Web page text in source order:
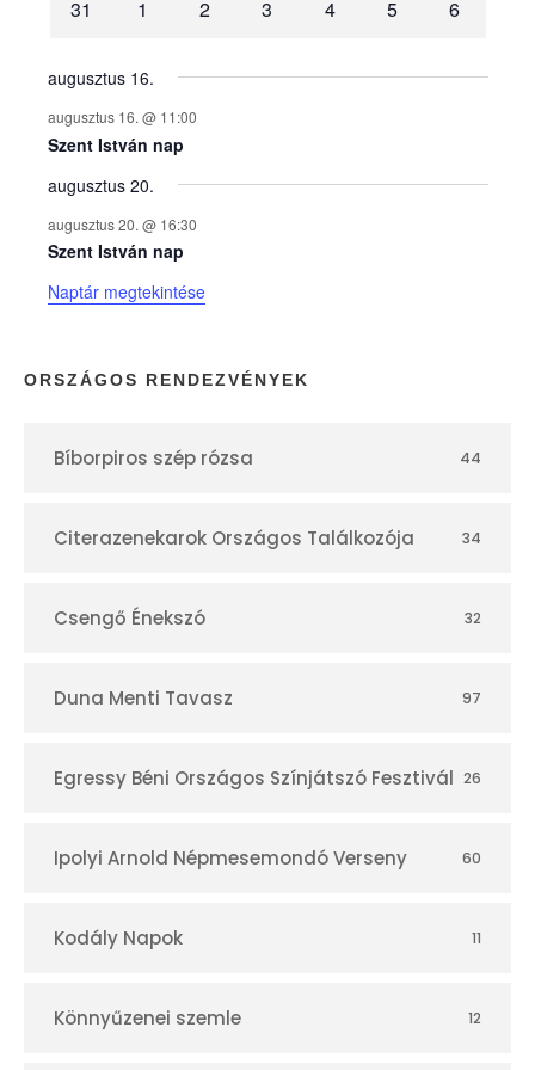
n
y
e
k
n
a
p
r
31
1 2 3 4 5 6
augusztus 16.
augusztus 16. @ 11:00
Szent István nap
augusztus 20.
augusztus 20. @ 16:30
Szent István nap
Naptár megtekintése
ORSZÁGOS RENDEZVÉNYEK
Bíborpiros szép rózsa 44
Citerazenekarok Országos Találkozója 34
Csengő Énekszó 32
Duna Menti Tavasz 97
Egressy Béni Országos Színjátszó Fesztivál 26
Ipolyi Arnold Népmesemondó Verseny 60
Kodály Napok 11
Könnyűzenei szemle 12